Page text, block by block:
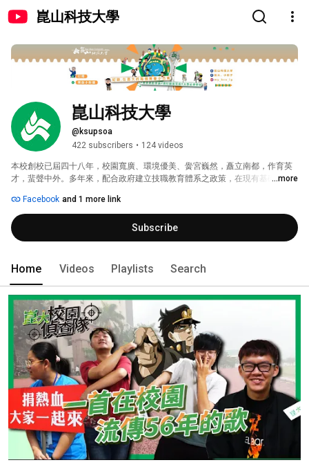
崑山科技大學
崑山科技大學
@ksupsoa
422 subscribers • 124 videos
本校創校已屆四十八年，校園寬廣、環境優美、黌宮巍然，矗立南都，作育英
才，蜚聲中外。多年來，配合政府建立技職教育體系之政策，在現有基礎上穩
設，依循產業發展方向，教授應用科學及技術服務，培養具備人文精神中心內
涵的工程、管理、商業及設計高級人才，並積極辦理推廣教育，提供業界專業
人員在職進修及研究發展機會，使產學結合，成為一流科技大學。邁向二十一
世紀後，期許更能快速穩健發展，躋身國際一流學府。
...more
Facebook and 1 more link
Subscribe
Home Videos Playlists Search